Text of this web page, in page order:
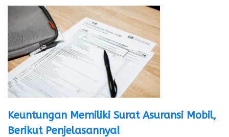
Keuntungan Memiliki Surat Asuransi Mobil,
Berikut Penjelasannya!